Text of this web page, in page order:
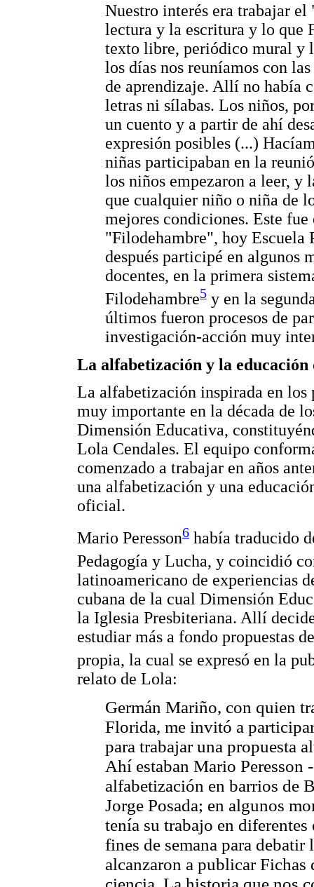
Nuestro interés era trabajar
lectura y la escritura y lo
texto libre, periódico mural y
los días nos reuníamos con
de aprendizaje. Allí no había
letras ni sílabas. Los niños,
un cuento y a partir de ahí
expresión posibles (...)
niñas participaban en la
los niños empezaron a leer, y
que cualquier niño o niña de
mejores condiciones. Este
"Filodehambre", hoy Escuela
después participé en algunos
docentes, en la primera
Filodehambre5 y en la
últimos fueron procesos de
investigación-acción muy
La alfabetización y la educación
La alfabetización inspirada en los
muy importante en la década de
Dimensión Educativa,
Lola Cendales. El equipo
comenzado a trabajar en años
una alfabetización y una
oficial.
Mario Peresson6 había traducido
Pedagogía y Lucha, y coincidió
latinoamericano de experiencias
cubana de la cual Dimensión
la Iglesia Presbiteriana. Allí
estudiar más a fondo propuestas
propia, la cual se expresó en la
relato de Lola:
Germán Mariño, con quien
Florida, me invitó a
para trabajar una propuesta
Ahí estaban Mario Peresson
alfabetización en barrios de
Jorge Posada; en algunos
tenía su trabajo en
fines de semana para debatir
alcanzaron a publicar Fichas